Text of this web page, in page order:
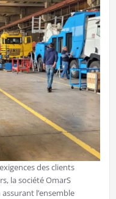
des clients
la société OmarS
l’ensemble